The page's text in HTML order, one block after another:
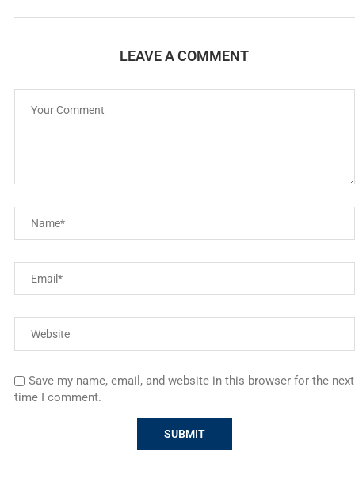
LEAVE A COMMENT
Save my name, email, and website in this browser for the next
time I comment.